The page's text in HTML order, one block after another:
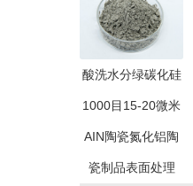
酸洗水分绿碳化硅
1000目15-20微米
AIN陶瓷氮化铝陶
瓷制品表面处理